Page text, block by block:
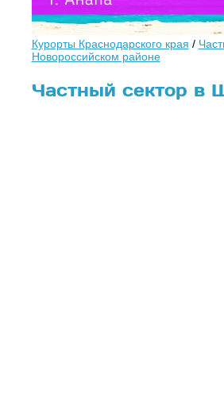
Курорты Краснодарского края /
Новороссийском районе
Частный сектор в